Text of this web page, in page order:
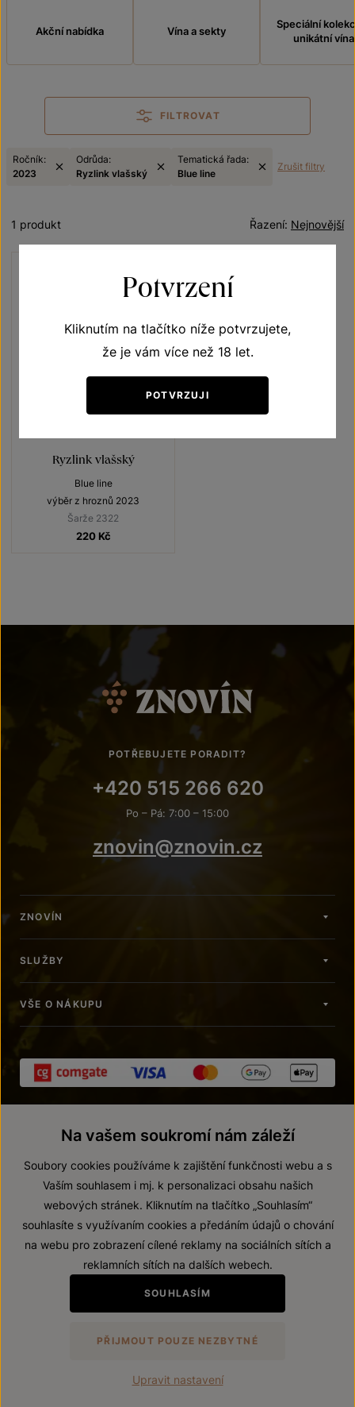
Akční nabídka Vína a sekty
Speciální
unikátní vína
FILTROVAT
Ročník:
2023
Odrůda:
Ryzlink vlašský
Tematická řada:
Blue line
Zrušit filtry
Nejnovější
Řazení:
1 produkt
Ryzlink vlašský
Blue line
výběr z hroznů 2023
Šarže 2322
220 Kč
POTŘEBUJETE PORADIT?
+420 515 266 620
Po – Pá: 7:00 – 15:00
znovin@znovin.cz
ZNOVÍN
SLUŽBY
VŠE O NÁKUPU
© 2026 ZNOVÍN ZNOJMO, a. s.
Prohlášení o přístupnosti
Zákaz prodeje alkoholických nápojů osobám mladším 18 let.
VytvořilwebProgress
Potvrzení
Kliknutím na tlačítko níže potvrzujete,
že je vám více než 18 let.
POTVRZUJI
Na vašem soukromí nám záleží
Soubory cookies používáme k zajištění funkčnosti webu a s
Vaším souhlasem i mj. k personalizaci obsahu našich
webových stránek. Kliknutím na tlačítko „Souhlasím“
souhlasíte s využívaním cookies a předáním údajů o chování
na webu pro zobrazení cílené reklamy na sociálních sítích a
reklamních sítích na dalších webech.
SOUHLASÍM
PŘIJMOUT POUZE NEZBYTNÉ
Upravit nastavení